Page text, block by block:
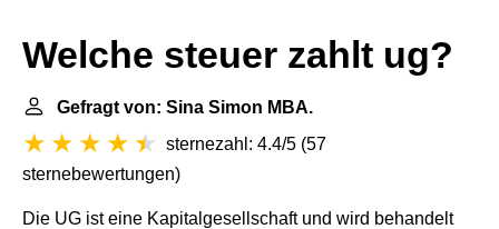
Welche steuer zahlt ug?
Gefragt von: Sina Simon MBA.
sternezahl: 4.4/5 (57
sternebewertungen)
Die UG ist eine Kapitalgesellschaft und wird behandelt